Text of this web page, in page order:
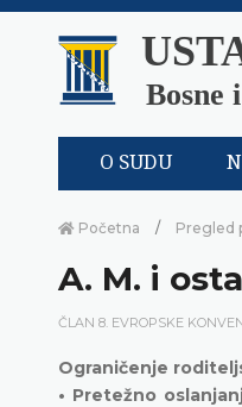
Bosne
O SUDU
Početna Pregled
A. M. i
ČLAN 8. EVROPSKE
Ograničenje
• Pretežno